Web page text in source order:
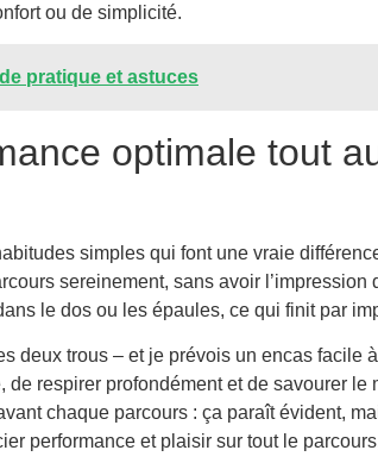
ou de simplicité.
pratique et astuces
optimale tout
simples qui font une vraie
sereinement, sans avoir
le dos ou les épaules, ce qui finit par
deux trous – et je prévois un encas
respirer profondément et de savourer
chaque parcours : ça paraît évident,
performance et plaisir sur tout le